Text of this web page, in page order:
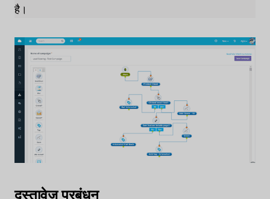
है।
दस्तावेज़ प्रबंधन